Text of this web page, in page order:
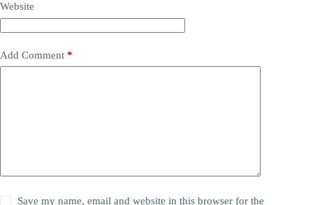
Website
Add Comment *
Save my name, email and website in this browser for the